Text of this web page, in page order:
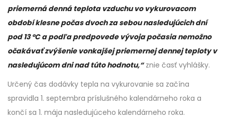
priemerná denná teplota vzduchu vo vykurovacom
období klesne počas dvoch za sebou nasledujúcich dní
pod 13°C a podľa predpovede vývoja počasia nemožno
očakávať zvýšenie vonkajšej priemernej dennej teploty v
nasledujúcom dni nad túto hodnotu,“znie časť vyhlášky.
Určený čas dodávky tepla na vykurovanie sa začína
spravidla 1. septembra príslušného kalendárneho roka a
končí sa 1. mája nasledujúceho kalendárneho roka.